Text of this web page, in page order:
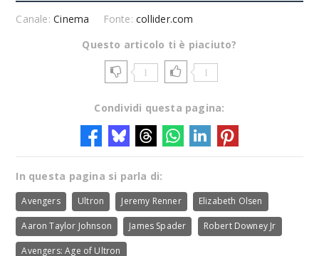
Canale:Cinema Fonte:collider.com
Questo articolo ti è piaciuto?
1 1
Condividi questa pagina:
In questa pagina si parla di:
Avengers Ultron Jeremy Renner Elizabeth Olsen
Aaron Taylor Johnson James Spader Robert Downey Jr
Avengers: Age of Ultron